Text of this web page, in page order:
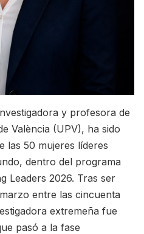
y profesora de
València (UPV), ha sido
las 50 mujeres líderes
dentro del programa
Leaders 2026. Tras ser
entre las cincuenta
extremeña fue
pasó a la fase